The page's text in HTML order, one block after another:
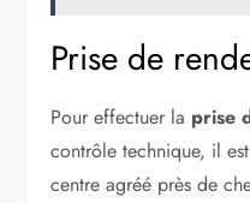
Prise de
Pour effectuer la prise
contrôle technique, il
centre agréé près de